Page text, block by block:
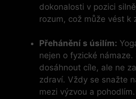
dokonalosti v pozici
rozum, což může vést k
Přehánění s úsilím:
nejen o fyzické námaze.
dosáhnout cíle, ale ne
zdraví. Vždy se snažte
mezi výzvou a pohodlím.